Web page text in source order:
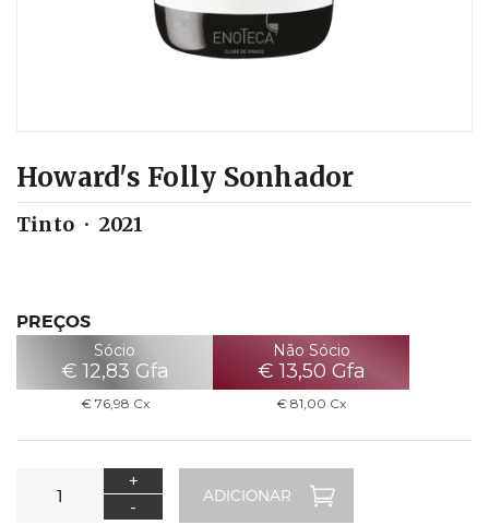
Howard's Folly Sonhador
Tinto 2021
PREÇOS
Sócio
€ 12,83 Gfa
€ 76,98 Cx
Não Sócio
€ 13,50 Gfa
€ 81,00 Cx
+
-